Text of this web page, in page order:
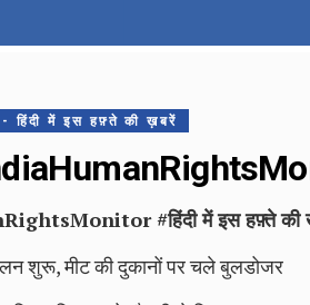
- हिंदी में इस हफ़्ते की ख़बरें
#हिंदी में इस हफ़्ते की
शुरू, मीट की दुकानों पर चले बुलडोजर